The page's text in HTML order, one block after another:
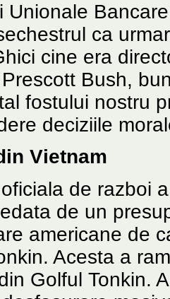
Unionale
ca
cine era
Bush,
fostului nostru
deciziile
Vietnam
de razboi
de un
americane de
Acesta a
Golful Tonkin.